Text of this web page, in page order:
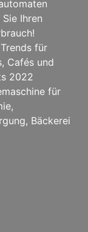
Ihren
für
Cafés und
2022
für
Bäckerei